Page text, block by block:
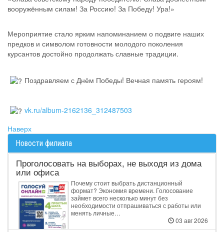
вооружённым силам! За Россию! За Победу! Ура!»
Мероприятие стало ярким напоминанием о подвиге наших
предков и символом готовности молодого поколения
курсантов достойно продолжать славные традиции.
Поздравляем с Днём Победы! Вечная память героям!
vk.ru/album-2162136_312487503
Наверх
Новости филиала
Проголосовать на выборах, не выходя из дома
или офиса
Почему стоит выбрать дистанционный
формат? Экономия времени. Голосование
займет всего несколько минут без
необходимости отпрашиваться с работы или
менять личные…
03 авг 2026